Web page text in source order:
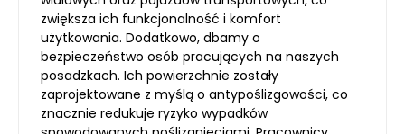
zwiększa ich funkcjonalność i komfort
użytkowania. Dodatkowo, dbamy o
bezpieczeństwo osób pracujących na naszych
posadzkach. Ich powierzchnie zostały
zaprojektowane z myślą o antypoślizgowości, co
znacznie redukuje ryzyko wypadków